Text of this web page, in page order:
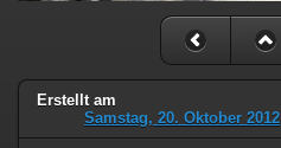
Erstellt am
Samstag, 20. Oktober 2012